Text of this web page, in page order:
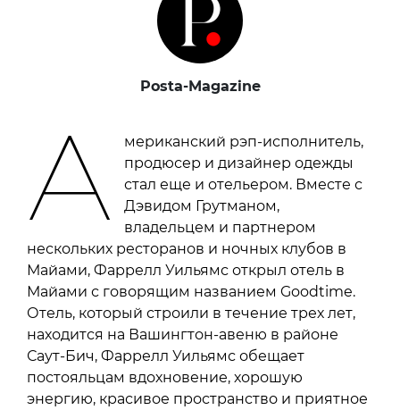
Posta-Magazine
А
мериканский рэп-исполнитель,
продюсер и дизайнер одежды
стал еще и отельером. Вместе с
Дэвидом Грутманом,
владельцем и партнером
нескольких ресторанов и ночных клубов в
Майами, Фаррелл Уильямс открыл отель в
Майами с говорящим названием Goodtime.
Отель, который строили в течение трех лет,
находится на Вашингтон-авеню в районе
Саут-Бич, Фаррелл Уильямс обещает
постояльцам вдохновение, хорошую
энергию, красивое пространство и приятное